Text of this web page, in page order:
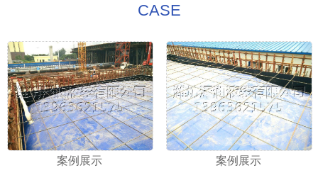
CASE
案例展示 案例展示